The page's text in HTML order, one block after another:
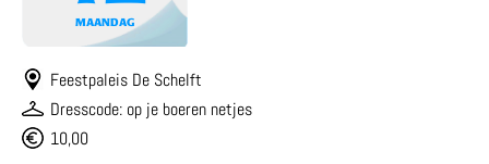
MAANDAG
Feestpaleis De Schelft
Dresscode: op je boeren netjes
10,00